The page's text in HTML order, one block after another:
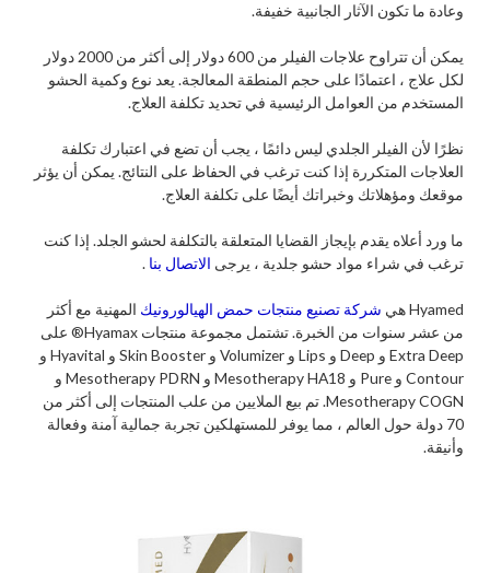
وعادة ما تكون الآثار الجانبية خفيفة.
يمكن أن تتراوح علاجات الفيلر من 600 دولار إلى أكثر من 2000 دولار
لكل علاج ، اعتمادًا على حجم المنطقة المعالجة. يعد نوع وكمية الحشو
المستخدم من العوامل الرئيسية في تحديد تكلفة العلاج.
نظرًا لأن الفيلر الجلدي ليس دائمًا ، يجب أن تضع في اعتبارك تكلفة
العلاجات المتكررة إذا كنت ترغب في الحفاظ على النتائج. يمكن أن يؤثر
موقعك ومؤهلاتك وخبراتك أيضًا على تكلفة العلاج.
ما ورد أعلاه يقدم بإيجاز القضايا المتعلقة بالتكلفة لحشو الجلد. إذا كنت
ترغب في شراء مواد حشو جلدية ، يرجى الاتصال بنا .
Hyamed هي شركة تصنيع منتجات حمض الهيالورونيك المهنية مع أكثر
من عشر سنوات من الخبرة. تشتمل مجموعة منتجات Hyamax® على
Extra Deep و Deep و Lips و Volumizer و Skin Booster و Hyavital و
Contour و Pure و Mesotherapy HA18 و Mesotherapy PDRN و
Mesotherapy COGN. تم بيع الملايين من علب المنتجات إلى أكثر من
70 دولة حول العالم ، مما يوفر للمستهلكين تجربة جمالية آمنة وفعالة
وأنيقة.